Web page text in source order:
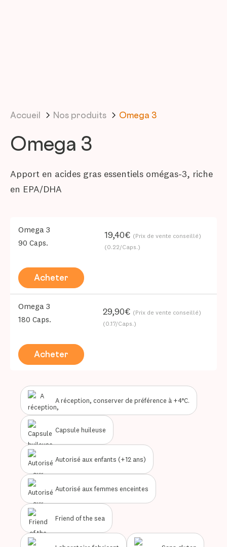
Accueil Nos produits Omega 3
Omega 3
Apport en acides gras essentiels omégas-3, riche
en EPA/DHA
Omega 3
90 Caps.
19,40€ (Prix de vente conseillé)
(0.22/Caps.)
Acheter
Omega 3
180 Caps.
29,90€ (Prix de vente conseillé)
(0.17/Caps.)
Acheter
A réception, conserver de préférence à +4°C.
Capsule huileuse
Autorisé aux enfants (+12 ans)
Autorisé aux femmes enceintes
Friend of the sea